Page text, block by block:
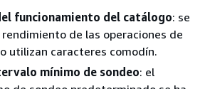
funcionamiento del catálogo: se
de las operaciones de
utilizan caracteres comodín.
mínimo de sondeo: el